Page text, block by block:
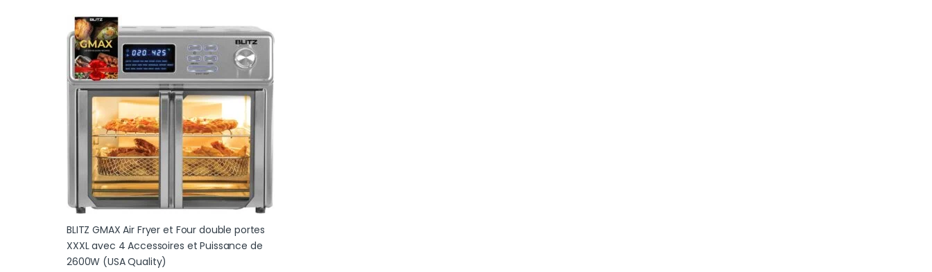
BLITZ GMAX Air Fryer et Four double portes
XXXL avec 4 Accessoires et Puissance de
2600W (USA Quality)